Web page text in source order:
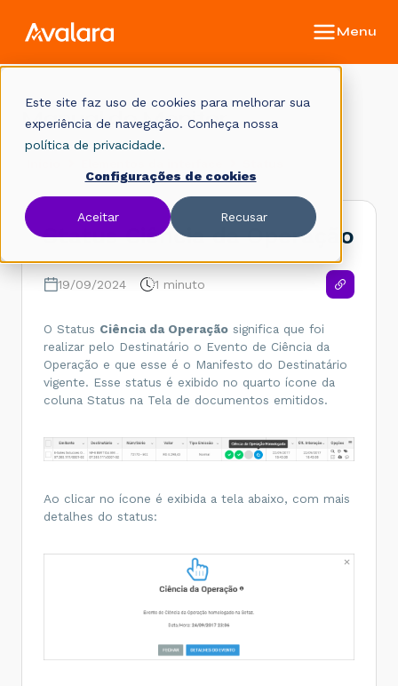
Este site faz uso de cookies para melhorar sua
experiência de navegação. Conheça nossa
política de privacidade.
Configurações de cookies
Aceitar Recusar
Manual do Monitor
Status Ciência da Operação
19/09/2024 1 minuto
O Status Ciência da Operação significa que foi
realizar pelo Destinatário o Evento de Ciência da
Operação e que esse é o Manifesto do Destinatário
vigente. Esse status é exibido no quarto ícone da
coluna Status na Tela de documentos emitidos.
Ao clicar no ícone é exibida a tela abaixo, com mais
detalhes do status: